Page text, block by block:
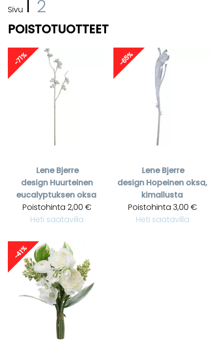
Sivu 2
POISTOTUOTTEET
-71%
Lene Bjerre
design Huurteinen
eucalyptuksen oksa
Poistohinta 2,00 €
Heti saatavilla
-65%
Lene Bjerre
design Hopeinen oksa,
kimallusta
Poistohinta 3,00 €
Heti saatavilla
-41%